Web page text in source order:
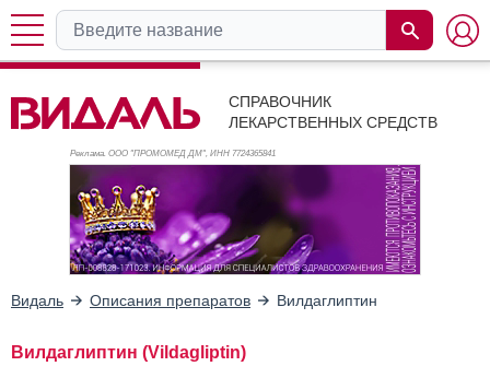
СПРАВОЧНИК
ЛЕКАРСТВЕННЫХ СРЕДСТВ
Реклама. ООО "ПРОМОМЕД ДМ", ИНН 7724365841
Видаль Описания препаратов Вилдаглиптин
Вилдаглиптин (Vildagliptin)